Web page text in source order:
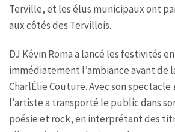
Terville, et les élus municipaux ont
aux côtés des Tervillois.
DJ Kévin Roma a lancé les festivités
immédiatement l’ambiance avant de
CharlÉlie Couture. Avec son spectacle
l’artiste a transporté le public dans
poésie et rock, en interprétant des